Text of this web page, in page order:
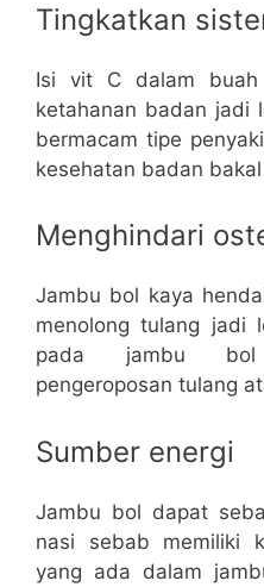
Tingkatkan
Isi vit C dalam buah
ketahanan badan jadi
bermacam tipe
kesehatan badan
Menghindari
Jambu bol kaya
menolong tulang jadi
pada jambu bol
pengeroposan tulang
Sumber energi
Jambu bol dapat
nasi sebab memiliki
yang ada dalam